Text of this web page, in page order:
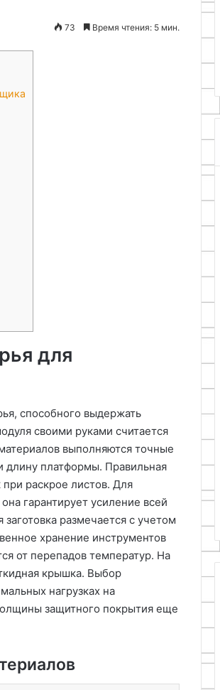
73 Время чтения: 5 мин.
для
способного выдержать
своими руками считается
выполняются точные
длину платформы. Правильная
раскрое листов. Для
гарантирует усиление всей
размечается с учетом
хранение инструментов
от перепадов температур. На
крышка. Выбор
нагрузках на
защитного покрытия еще
пошаговая
Как сделать стильный стеллаж